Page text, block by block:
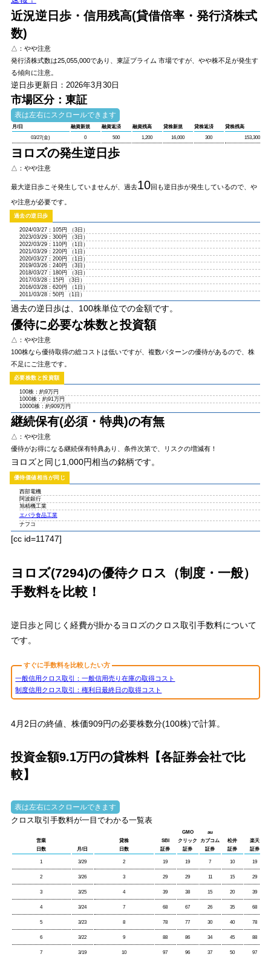
近況逆日歩・信用残高(貸借倍率・発行済株式
数)
△：やや注意
発行済株式数は25,055,000であり、 東証プライム 市場ですが、やや株不足が発生す
る傾向に注意。
逆日歩更新日：2026年3月30日
市場区分：東証
月/日 融資新規 融資返済 融資残高 貸株新規 貸株返済
貸株残高
03/27(金)
0 500 1,200 16,000 300 153,300
ヨロズの発生逆日歩
△：やや注意
最大逆日歩こそ発生していませんが、過去10回も逆日歩が発生しているので、や
や注意が必要です。
2024/03/27：105円 （3日）
2023/03/29：300円 （3日）
2022/03/29：110円 （1日）
2021/03/29：220円 （1日）
2020/03/27：200円 （1日）
2019/03/26：240円 （3日）
2018/03/27：180円 （3日）
2017/03/28：15円 （3日）
2016/03/28：620円 （1日）
2011/03/28：50円 （1日）
過去の逆日歩は、100株単位での金額です。
優待に必要な株数と投資額
△：やや注意
100株なら優待取得の総コストは低いですが、複数パターンの優待があるので、株
不足にご注意です。
100株：約9万円
1000株：約91万円
10000株：約909万円
継続保有(必須・特典)の有無
△：やや注意
優待がお得になる継続保有特典あり、条件次第で、リスクの増減有！
ヨロズと同じ1,000円相当の銘柄です。
西部電機
阿波銀行
旭精機工業
エバラ食品工業
ナフコ
[cc id=11747]
ヨロズ(7294)の優待クロス（制度・一般）
手数料を比較！
逆日歩と同じく経費が掛かるヨロズのクロス取引手数料について
です。
すぐに手数料を比較したい方
一般信用クロス取引：一般信用売り在庫の取得コスト
制度信用クロス取引：権利日最終日の取得コスト
4月2日の終値、 株価909円の必要株数分(100株)で計算。
投資金額9.1万円の貸株料【各証券会社で比
較】
クロス取引手数料が一目でわかる一覧表
営業
日数
月/日
貸株
日数
SBI
証券
GMO
クリック
証券
au
カブコム
証券
松井
証券
楽天
証券
1 3/29 2 19 19 7 10 19
2 3/26 3 29 29 11 15 29
3 3/25 4 39 38 15 20 39
4 3/24 7 68 67 26 35 68
5 3/23 8 78 77 30 40 78
6 3/22 9 88 86 34 45 88
7 3/19 10 97 96 37 50 97